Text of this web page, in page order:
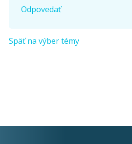
Odpovedať
Späť na výber témy